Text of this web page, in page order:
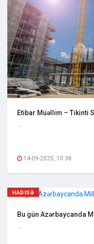
Etibar Müəllim – Tikinti
...
14-09-2025, 10:38
HADISƏ
Bu gün Azərbaycanda
...